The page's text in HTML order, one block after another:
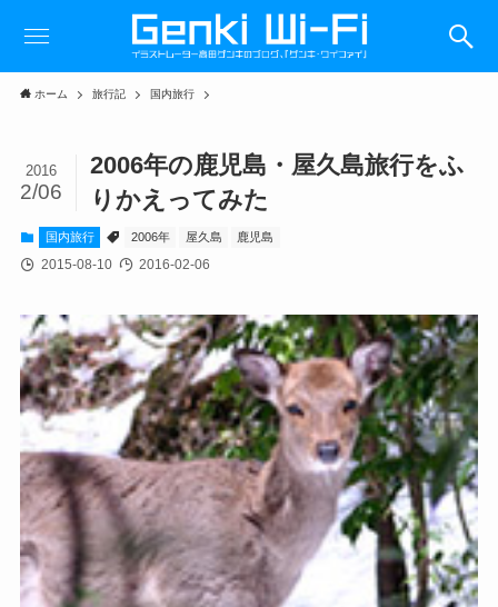
ホーム 旅行記 国内旅行
2006年の鹿児島・屋久島旅行をふ
りかえってみた
2016
2/06
国内旅行 2006年 屋久島 鹿児島
2015-08-10 2016-02-06